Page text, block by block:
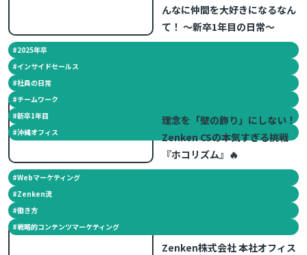
んなに仲間を大好きになるなん
て！ ～新卒1年目の日常～
#2025年卒
#インサイドセールス
#社員の日常
#チームワーク
#新卒1年目
#沖縄オフィス
理念を「壁の飾り」にしない！
Zenken CSの本気すぎる挑戦
『ホコリズム』🔥
#Webマーケティング
#Zenken流
#働き方
#戦略的コンテンツマーケティング
Zenken株式会社 本社オフィス